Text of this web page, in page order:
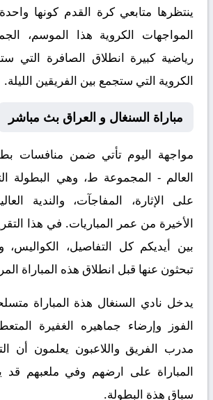
ينتظرها متابعي كرة القدم كونها
المواجهات الكروية هذا الموسم،
رياضية كبيرة انطلاق الصافرة التي
الكروية التي ستجمع بين الفريقين الليلة.
مباراة السنغال و العراق بث مباشر
مواجهة اليوم تأتي ضمن منافسات
العالم - المجموعة ط، وهي البطولة
على الإثارة، المفاجآت، والندية
الأخيرة من عمر المباريات. في هذا
بين أيديكم كل التفاصيل، الكواليس،
تبحثون عنها قبل انطلاق هذه المباراة
يدخل نادي السنغال هذة المباراة
الفوز وإرضاء جماهيره الغفيرة
مدرب الفريق واللاعبون يعلمون أن
المباراة على ارضهم وفي ملعبهم قد
سباق هذة البطولة.